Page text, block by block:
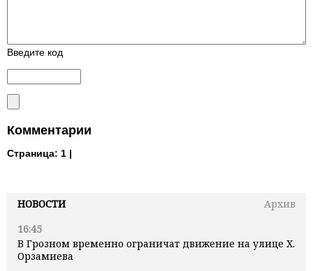
НОВОСТИ
Архив
16:45
В Грозном временно ограничат движение на улице Х.
Орзамиева
Введите код
Комментарии
Страница: 1 |